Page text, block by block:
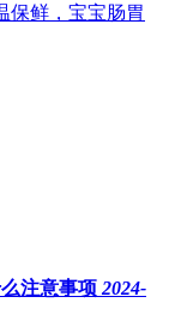
保鲜，宝宝肠胃
注意事项 2024-